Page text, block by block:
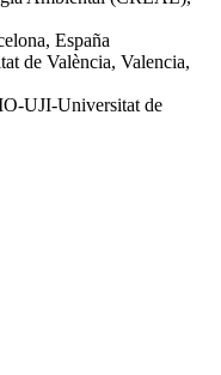
España
de València, Valencia,
UJI-Universitat de